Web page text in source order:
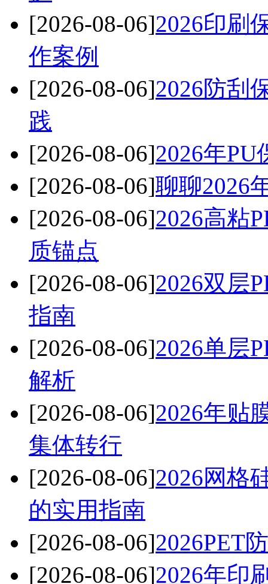
[2026-08-06]2026印刷
作案例
[2026-08-06]2026防刮
践
[2026-08-06]2026年
[2026-08-06]聊聊2026
[2026-08-06]2026高粘
质锚点
[2026-08-06]2026双层
指南
[2026-08-06]2026单层
解析
[2026-08-06]2026年贴
集体转行
[2026-08-06]2026网格
的实用指南
[2026-08-06]2026PET
[2026-08-06]2026年印